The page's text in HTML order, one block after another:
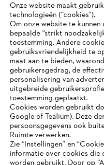
Bedrijf
STIHL FAQ
JE BROWSER
Onze website maakt
technologieën (“cookies”).
Om onze website te
bepaalde “strikt
toestemming. Andere
gebruiksvriendelijkheid te
maat aan te bieden,
gebruikersgedrag, de
personalisering van
uitgebreide
toestemming geplaatst.
Cookies worden gebruikt
Google of Tealium). Deze
persoonsgegevens ook
Ruimte verwerken.
Zie “Instellingen” en
informatie over cookies die